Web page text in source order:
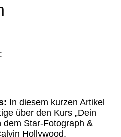
:
In diesem kurzen Artikel
über den Kurs „Dein
dem Star-Fotograph &
Hollywood.